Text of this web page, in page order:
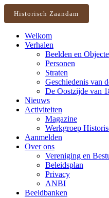
Historisch Zaandam
Welkom
Verhalen
Beelden en
Personen
Straten
Geschiedenis van
De Oostzijde van
Nieuws
Activiteiten
Magazine
Werkgroep
Aanmelden
Over ons
Vereniging en
Beleidsplan
Privacy
ANBI
Beeldbanken